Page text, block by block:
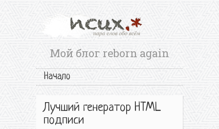
Мой блог reborn again
Начало
Лучший генератор HTML
подписи